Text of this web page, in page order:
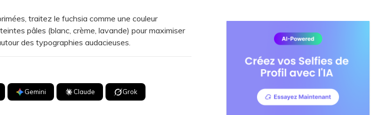
traitez le fuchsia comme une couleur
pâles (blanc, crème, lavande) pour maximiser
des typographies audacieuses.
Gemini Claude Grok